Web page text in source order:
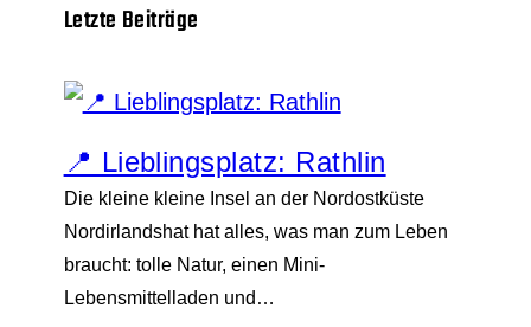
Letzte Beiträge
📍 Lieblingsplatz: Rathlin
Die kleine kleine Insel an der Nordostküste
Nordirlandshat hat alles, was man zum Leben
braucht: tolle Natur, einen Mini-
Lebensmittelladen und…